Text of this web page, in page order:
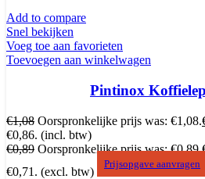
Add to compare
Snel bekijken
Voeg toe aan favorieten
Toevoegen aan winkelwagen
Pintinox
€1,08 Oorspronkelijke prijs was: €1,08.
€0,86. (incl. btw)
€0,89 Oorspronkelijke prijs was: €0,89.
€0,71. (excl. btw)
Prijsopgave aanvragen